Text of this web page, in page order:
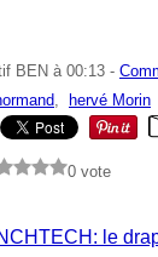
BEN à 00:13 -
, hervé Morin
0 vote